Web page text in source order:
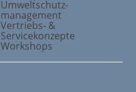
Umweltschutz-
management
Vertriebs- &
Servicekonzepte
Workshops